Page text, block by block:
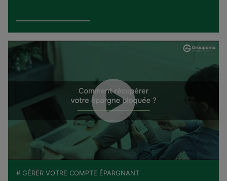
# GÉRER VOTRE COMPTE ÉPARGNANT